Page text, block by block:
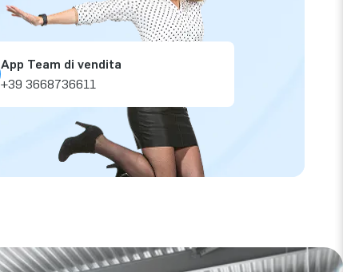
App Team di vendita
+39 3668736611